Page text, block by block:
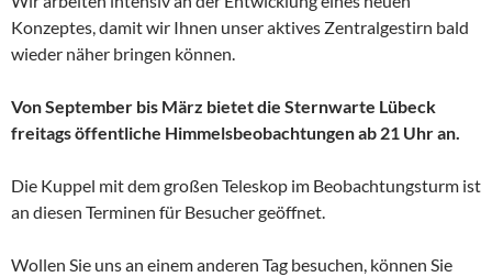
Konzeptes, damit wir Ihnen unser aktives Zentralgestirn bald
wieder näher bringen können.
Von September bis März bietet die Sternwarte Lübeck
freitags öffentliche Himmelsbeobachtungen ab 21 Uhr an.
Die Kuppel mit dem großen Teleskop im Beobachtungsturm ist
an diesen Terminen für Besucher geöffnet.
Wollen Sie uns an einem anderen Tag besuchen, können Sie